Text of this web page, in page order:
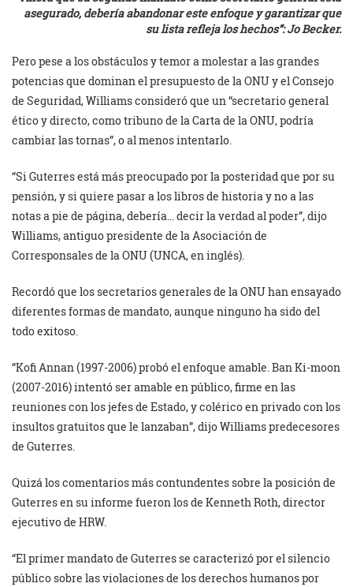
asegurado, debería abandonar este enfoque y garantizar que
su lista refleja los hechos”: Jo Becker.
Pero pese a los obstáculos y temor a molestar a las grandes
potencias que dominan el presupuesto de la ONU y el Consejo
de Seguridad, Williams consideró que un “secretario general
ético y directo, como tribuno de la Carta de la ONU, podría
cambiar las tornas”, o al menos intentarlo.
“Si Guterres está más preocupado por la posteridad que por su
pensión, y si quiere pasar a los libros de historia y no a las
notas a pie de página, debería… decir la verdad al poder”, dijo
Williams, antiguo presidente de la Asociación de
Corresponsales de la ONU (UNCA, en inglés).
Recordó que los secretarios generales de la ONU han ensayado
diferentes formas de mandato, aunque ninguno ha sido del
todo exitoso.
“Kofi Annan (1997-2006) probó el enfoque amable. Ban Ki-moon
(2007-2016) intentó ser amable en público, firme en las
reuniones con los jefes de Estado, y colérico en privado con los
insultos gratuitos que le lanzaban”, dijo Williams predecesores
de Guterres.
Quizá los comentarios más contundentes sobre la posición de
Guterres en su informe fueron los de Kenneth Roth, director
ejecutivo de HRW.
“El primer mandato de Guterres se caracterizó por el silencio
público sobre las violaciones de los derechos humanos por